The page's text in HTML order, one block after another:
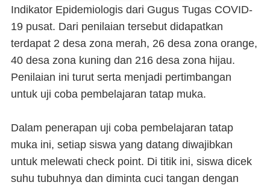
Indikator Epidemiologis dari Gugus Tugas COVID-
19 pusat. Dari penilaian tersebut didapatkan
terdapat 2 desa zona merah, 26 desa zona orange,
40 desa zona kuning dan 216 desa zona hijau.
Penilaian ini turut serta menjadi pertimbangan
untuk uji coba pembelajaran tatap muka.
Dalam penerapan uji coba pembelajaran tatap
muka ini, setiap siswa yang datang diwajibkan
untuk melewati check point. Di titik ini, siswa dicek
suhu tubuhnya dan diminta cuci tangan dengan